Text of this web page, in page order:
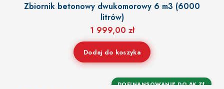
Zbiornik betonowy dwukomorowy 6 m3 (6000
litrów)
1 999,00 zł
Dodaj do koszyka
DOFINANSOWANIE DO 8K ZŁ